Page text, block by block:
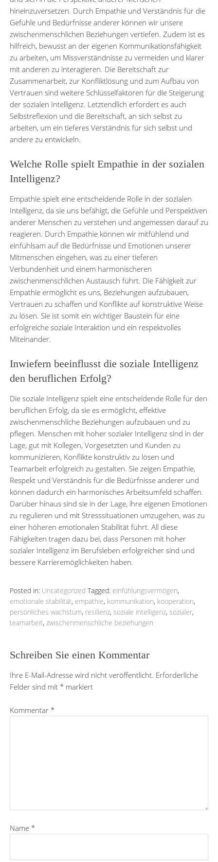
hineinzuversetzen. Durch Empathie und Verständnis für die
Gefühle und Bedürfnisse anderer können wir unsere
zwischenmenschlichen Beziehungen vertiefen. Zudem ist es
hilfreich, bewusst an der eigenen Kommunikationsfähigkeit
zu arbeiten, um Missverständnisse zu vermeiden und klarer
mit anderen zu interagieren. Die Bereitschaft zur
Zusammenarbeit, zur Konfliktlösung und zum Aufbau von
Vertrauen sind weitere Schlüsselfaktoren für die Steigerung
der sozialen Intelligenz. Letztendlich erfordert es auch
Selbstreflexion und die Bereitschaft, an sich selbst zu
arbeiten, um ein tieferes Verständnis für sich selbst und
andere zu entwickeln.
Welche Rolle spielt Empathie in der sozialen
Intelligenz?
Empathie spielt eine entscheidende Rolle in der sozialen
Intelligenz, da sie uns befähigt, die Gefühle und Perspektiven
anderer Menschen zu verstehen und angemessen darauf zu
reagieren. Durch Empathie können wir mitfühlend und
einfühlsam auf die Bedürfnisse und Emotionen unserer
Mitmenschen eingehen, was zu einer tieferen
Verbundenheit und einem harmonischeren
zwischenmenschlichen Austausch führt. Die Fähigkeit zur
Empathie ermöglicht es uns, Beziehungen aufzubauen,
Vertrauen zu schaffen und Konflikte auf konstruktive Weise
zu lösen. Sie ist somit ein wichtiger Baustein für eine
erfolgreiche soziale Interaktion und ein respektvolles
Miteinander.
Inwiefern beeinflusst die soziale Intelligenz
den beruflichen Erfolg?
Die soziale Intelligenz spielt eine entscheidende Rolle für den
beruflichen Erfolg, da sie es ermöglicht, effektive
zwischenmenschliche Beziehungen aufzubauen und zu
pflegen. Menschen mit hoher sozialer Intelligenz sind in der
Lage, gut mit Kollegen, Vorgesetzten und Kunden zu
kommunizieren, Konflikte konstruktiv zu lösen und
Teamarbeit erfolgreich zu gestalten. Sie zeigen Empathie,
Respekt und Verständnis für die Bedürfnisse anderer und
können dadurch ein harmonisches Arbeitsumfeld schaffen.
Darüber hinaus sind sie in der Lage, ihre eigenen Emotionen
zu regulieren und mit Stresssituationen umzugehen, was zu
einer höheren emotionalen Stabilität führt. All diese
Fähigkeiten tragen dazu bei, dass Personen mit hoher
sozialer Intelligenz im Berufsleben erfolgreicher sind und
bessere Karrieremöglichkeiten haben.
Posted in: Uncategorized Tagged: einfühlungsvermögen,
emotionale stabilität, empathie, kommunikation, kooperation,
persönliches wachstum, resilienz, soziale intelligenz, sozialer,
teamarbeit, zwischenmenschliche beziehungen
Schreiben Sie einen Kommentar
Ihre E-Mail-Adresse wird nicht veröffentlicht. Erforderliche
Felder sind mit * markiert
Kommentar *
Name *